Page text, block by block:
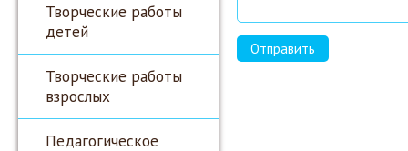
Творческие работы
детей
Творческие работы
взрослых
Педагогическое